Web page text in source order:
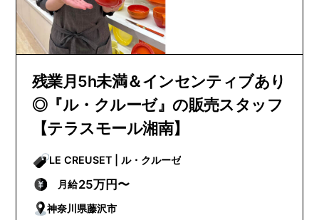
残業月5h未満＆インセンティブあり
◎『ル・クルーゼ』の販売スタッフ
【テラスモール湘南】
LE CREUSET | ル・クルーゼ
月給25万円〜
神奈川県藤沢市